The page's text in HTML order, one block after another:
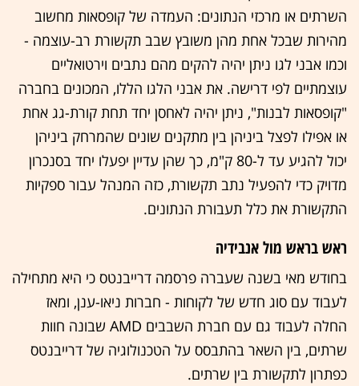
השרתים או מרכזי הנתונים: העמדה של קופסאות מחשוב
מהירות שבכל אחת מהן משובץ שבב תקשורת רב-עוצמה -
וכמו אבני לגו ניתן יהיה להקים מהם נתבים וירטואליים
עוצמתיים לפי דרישה. את אבני הלגו הללו, המכונים בחברה
"קופסאות לבנות", ניתן יהיה לאחסן יחד תחת קורת-גג אחת
או אפילו לפצל ביניהן בין מתקנים שונים שהמרחק ביניהן
יכול להגיע עד ל-80 ק"מ, כך שהן עדיין יפעלו יחד בסנכרון
מדויק כדי להפעיל נתב תקשורת, כזה המנהל עבור ספקיות
התקשורת את כלל תעבורת הנתונים.
ראש בראש מול אנבידיה
בחודש מאי בשנה שעברה פרסמה דרייבנטס כי היא מתחילה
לעבוד עם סוג חדש של לקוחות - חברות ניאו-ענן, ומאז
החלה לעבוד גם עם חברת השבבים AMD שבונה חוות
שרתים, בין השאר בהתבסס על הטכנולוגיה של דרייבנטס
כפתרון לתקשורת בין שרתים.